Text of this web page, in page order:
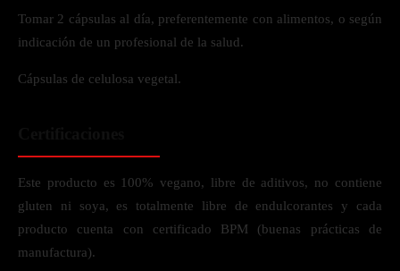
Tomar 2 cápsulas al día, preferentemente con alimentos, o según
indicación de un profesional de la salud.
Cápsulas de celulosa vegetal.
Este producto es 100% vegano, libre de aditivos, no contiene
gluten ni soya, es totalmente libre de endulcorantes y cada
producto cuenta con certificado BPM (buenas prácticas de
manufactura).